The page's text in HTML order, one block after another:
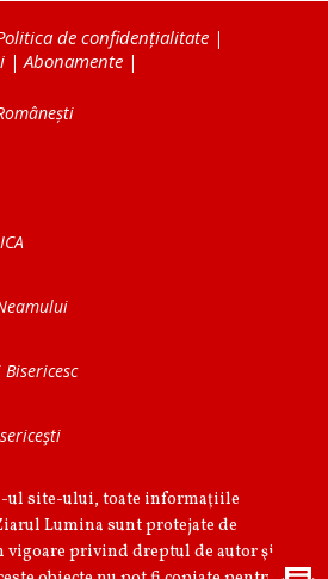
de confidențialitate |
|Abonamente |
ul site-ului, toate informaţiile
Lumina sunt protejate de
privind dreptul de autor şi